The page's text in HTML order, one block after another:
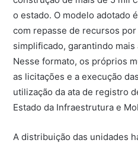
o estado. O modelo adotado
com repasse de recursos
simplificado, garantindo
Nesse formato, os próprios
as licitações e a execução
utilização da ata de registro
Estado da Infraestrutura e
A distribuição das unidades